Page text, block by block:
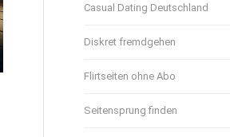
Casual Dating Deutschland
Diskret fremdgehen
Flirtseiten ohne Abo
Seitensprung finden